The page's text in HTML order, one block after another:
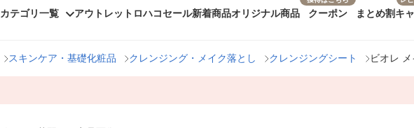
カテゴリ一覧 アウトレット ロハコセール新着商品オリジナル商品 クーポン まとめ割キ
スキンケア・基礎化粧品 クレンジング・メイク落とし クレンジングシート ビオレ